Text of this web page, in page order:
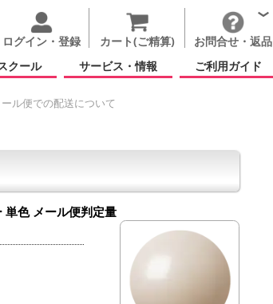
ログイン・登録 カート(ご精算)
お問合せ・返品
クール サービス・情報 ご利用ガイド
ール便での配送について
単色メール便判定量